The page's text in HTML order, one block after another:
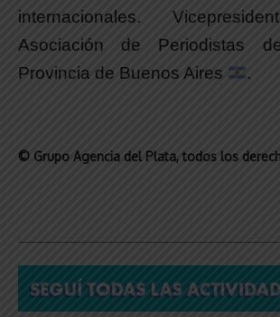
internacionales.
Asociación de Periodistas
Provincia de Buenos Aires
.
© Grupo Agencia del Plata, todos los